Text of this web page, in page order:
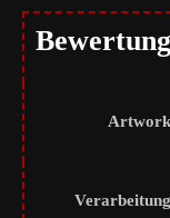
Bewertung
Artwork
Verarbeitung